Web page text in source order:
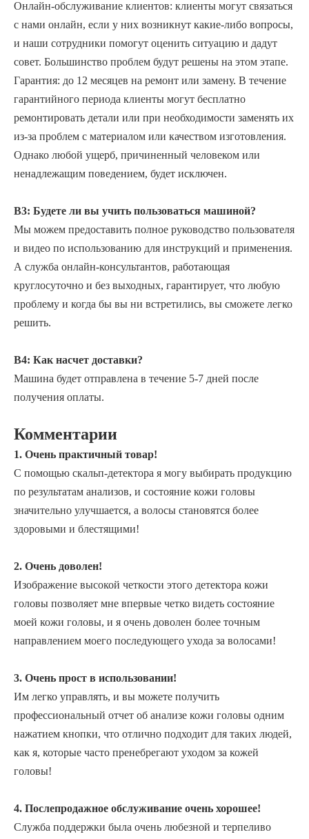
Онлайн-обслуживание клиентов: клиенты могут связаться
с нами онлайн, если у них возникнут какие-либо вопросы,
и наши сотрудники помогут оценить ситуацию и дадут
совет. Большинство проблем будут решены на этом этапе.
Гарантия: до 12 месяцев на ремонт или замену. В течение
гарантийного периода клиенты могут бесплатно
ремонтировать детали или при необходимости заменять их
из-за проблем с материалом или качеством изготовления.
Однако любой ущерб, причиненный человеком или
ненадлежащим поведением, будет исключен.
В3: Будете ли вы учить пользоваться машиной?
Мы можем предоставить полное руководство пользователя
и видео по использованию для инструкций и применения.
А служба онлайн-консультантов, работающая
круглосуточно и без выходных, гарантирует, что любую
проблему и когда бы вы ни встретились, вы сможете легко
решить.
В4: Как насчет доставки?
Машина будет отправлена ​​в течение 5-7 дней после
получения оплаты.
Комментарии
1. Очень практичный товар!
С помощью скальп-детектора я могу выбирать продукцию
по результатам анализов, и состояние кожи головы
значительно улучшается, а волосы становятся более
здоровыми и блестящими!
2. Очень доволен!
Изображение высокой четкости этого детектора кожи
головы позволяет мне впервые четко видеть состояние
моей кожи головы, и я очень доволен более точным
направлением моего последующего ухода за волосами!
3. Очень прост в использовании!
Им легко управлять, и вы можете получить
профессиональный отчет об анализе кожи головы одним
нажатием кнопки, что отлично подходит для таких людей,
как я, которые часто пренебрегают уходом за кожей
головы!
4. Послепродажное обслуживание очень хорошее!
Служба поддержки была очень любезной и терпеливо